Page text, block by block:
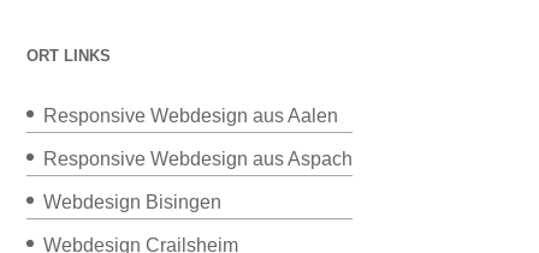
ORT LINKS
Responsive Webdesign aus Aalen
Responsive Webdesign aus Aspach
Webdesign Bisingen
Webdesign Crailsheim